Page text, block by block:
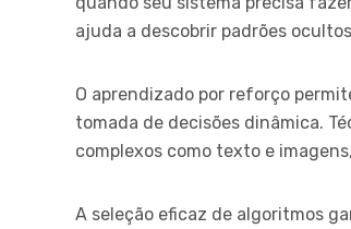
ajuda a descobrir padrões
O aprendizado por reforço
tomada de decisões dinâmica.
complexos como texto e
A seleção eficaz de algoritmos